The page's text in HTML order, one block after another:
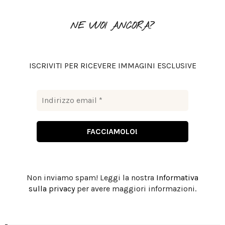
NE VUOI ANCORA?
ISCRIVITI PER RICEVERE IMMAGINI ESCLUSIVE
Non inviamo spam! Leggi la nostra Informativa
sulla privacyper avere maggiori informazioni.